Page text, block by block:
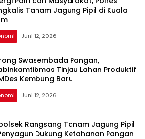
Tanam Jagung Pipil di Kuala
Juni 12, 2026
Swasembada Pangan,
Tinjau Lahan Produktif
Kembung Baru
Juni 12, 2026
Rangsang Tanam Jagung Pipil
Dukung Ketahanan Pangan